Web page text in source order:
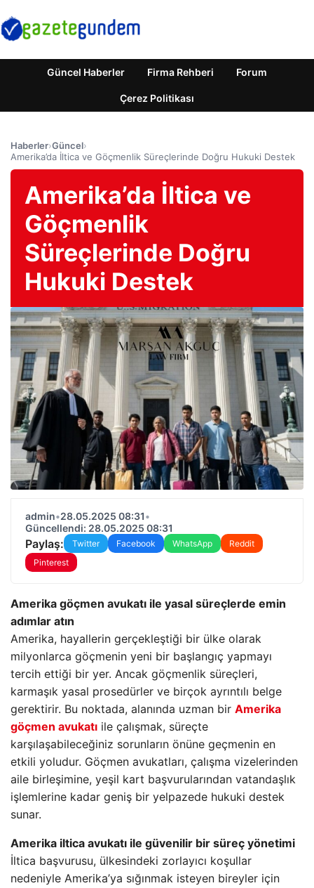
Güncel Haberler Firma Rehberi Forum
Çerez Politikası
Haberler›Güncel›
Amerika’da İltica ve Göçmenlik Süreçlerinde Doğru Hukuki Destek
Amerika’da İltica ve
Göçmenlik
Süreçlerinde Doğru
Hukuki Destek
admin•28.05.2025 08:31•
Güncellendi: 28.05.2025 08:31
Paylaş: Twitter Facebook WhatsApp
Reddit
Pinterest
Amerika göçmen avukatı ile yasal süreçlerde emin
adımlar atın
Amerika, hayallerin gerçekleştiği bir ülke olarak
milyonlarca göçmenin yeni bir başlangıç yapmayı
tercih ettiği bir yer. Ancak göçmenlik süreçleri,
karmaşık yasal prosedürler ve birçok ayrıntılı belge
gerektirir. Bu noktada, alanında uzman bir Amerika
göçmen avukatı ile çalışmak, süreçte
karşılaşabileceğiniz sorunların önüne geçmenin en
etkili yoludur. Göçmen avukatları, çalışma vizelerinden
aile birleşimine, yeşil kart başvurularından vatandaşlık
işlemlerine kadar geniş bir yelpazede hukuki destek
sunar.
Amerika iltica avukatı ile güvenilir bir süreç yönetimi
İltica başvurusu, ülkesindeki zorlayıcı koşullar
nedeniyle Amerika’ya sığınmak isteyen bireyler için